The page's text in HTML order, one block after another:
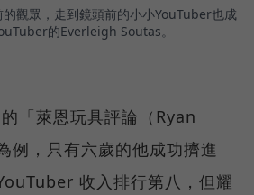
觀眾，走到鏡頭前的小小YouTuber也成
的Everleigh Soutas。
「萊恩玩具評論（Ryan
例，只有六歲的他成功擠進
收入排行第八，但耀